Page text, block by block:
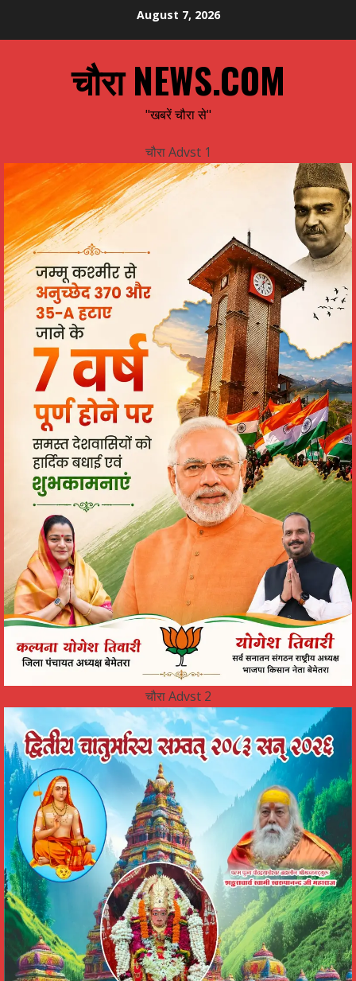
August 7, 2026
चौरा NEWS.COM
"खबरें चौरा से"
चौरा Advst 1
चौरा Advst 2